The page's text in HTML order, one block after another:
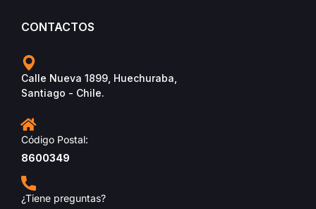
CONTACTOS
Calle Nueva 1899, Huechuraba,
Santiago - Chile.
Código Postal:
8600349
¿Tiene preguntas?